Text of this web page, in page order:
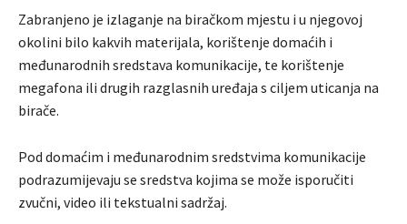
Zabranjeno je izlaganje na biračkom mjestu i u njegovoj
okolini bilo kakvih materijala, korištenje domaćih i
međunarodnih sredstava komunikacije, te korištenje
megafona ili drugih razglasnih uređaja s ciljem uticanja na
birače.
Pod domaćim i međunarodnim sredstvima komunikacije
podrazumijevaju se sredstva kojima se može isporučiti
zvučni, video ili tekstualni sadržaj.